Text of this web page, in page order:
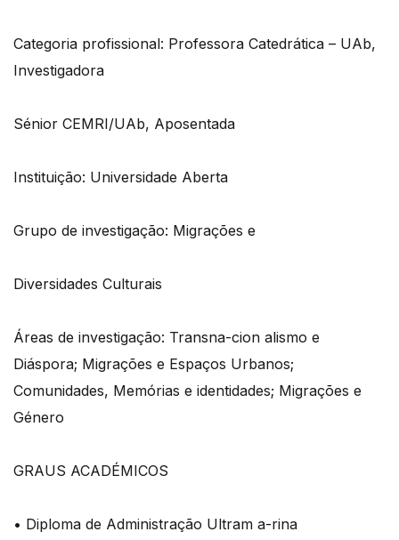
Categoria profissional: Professora Catedrática – UAb,
Investigadora
Sénior CEMRI/UAb, Aposentada
Instituição: Universidade Aberta
Grupo de investigação: Migrações e
Diversidades Culturais
Áreas de investigação: Transna-cion alismo e
Diáspora; Migrações e Espaços Urbanos;
Comunidades, Memórias e identidades; Migrações e
Género
GRAUS ACADÉMICOS
• Diploma de Administração Ultram a-rina